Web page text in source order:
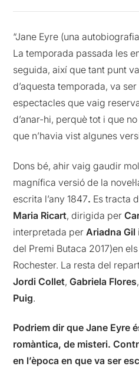
“Jane Eyre (una
La temporada passada les
seguida, així que tant punt
d’aquesta temporada, va
espectacles que vaig
d’anar-hi, perquè tot i que
que n’havia vist algunes
Dons bé, ahir vaig gaudir
magnífica versió de la
escrita l’any 1847. Es tracta
Maria Ricart, dirigida per
interpretada perAriadna Gil
del Premi Butaca 2017)en
Rochester. La resta del
Jordi Collet,Gabriela Flores
Puig.
Podriem dir que Jane Eyre
romàntica, de misteri.
en l’època en que va ser